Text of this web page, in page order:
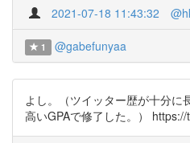
2021-07-18 11:43:32
1 @gabefunyaa
よし。（ツイッター歴が十分に
高いGPAで修了した。）